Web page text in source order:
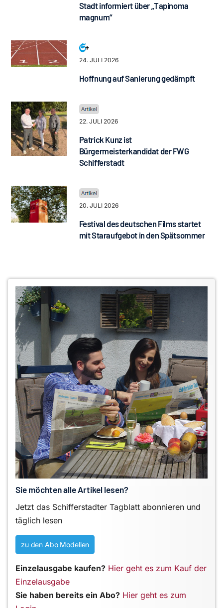
Stadt informiert über „Tapinoma
magnum“
24. JULI 2026
Hoffnung auf Sanierung gedämpft
22. JULI 2026
Patrick Kunz ist
Bürgermeisterkandidat der FWG
Schifferstadt
20. JULI 2026
Festival des deutschen Films startet
mit Staraufgebot in den Spätsommer
Sie möchten alle Artikel lesen?
Jetzt das Schifferstadter Tagblatt abonnieren und
täglich lesen
zu den Abo Modellen
Einzelausgabe kaufen? Hier geht es zum Kauf der
Einzelausgabe
Sie haben bereits ein Abo? Hier geht es zum